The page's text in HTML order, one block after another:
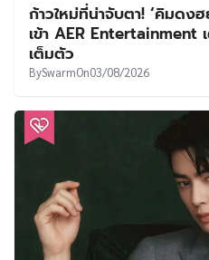
ก้าวใหม่ที่น่าจับตา! ‘คิมด
เข้า AER Entertainment
เต็มตัว
BySwarmOn03/08/2026